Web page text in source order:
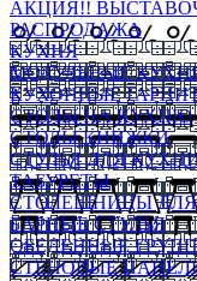
АКЦИЯ!!
РАСПРОДАЖА
КУХНЯ
МОДУЛЬНЫЕ
КУХОННЫЕ
СТОЛЫ НА КУХНЮ
СТОЛЫ КНИЖКИ
СТУЛЬЯ ДЛЯ
ТАБУРЕТЫ
СТОЛЕШНИЦЫ
БАРНЫЕ СТУЛЬЯ
ОБЕДЕННЫЕ
СТЕНОВЫЕ